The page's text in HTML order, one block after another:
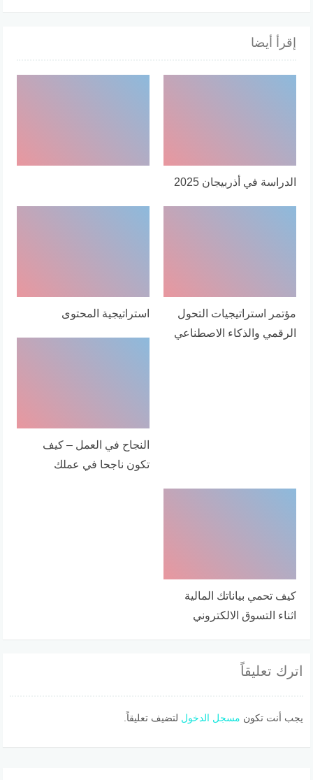
إقرأ أيضا
الدراسة في أذربيجان 2025
مؤتمر استراتيجيات التحول
الرقمي والذكاء الاصطناعي
استراتيجية المحتوى
النجاح في العمل – كيف
تكون ناجحا في عملك
كيف تحمي بياناتك المالية
اثناء التسوق الالكتروني
اترك تعليقاً
يجب أنت تكون مسجل الدخول لتضيف تعليقاً.